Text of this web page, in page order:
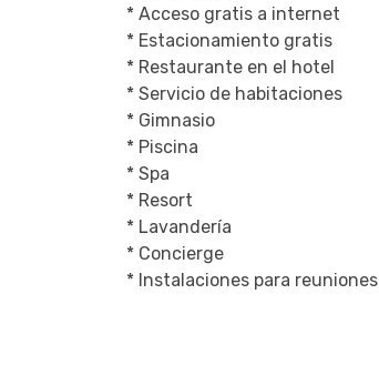
* Acceso gratis a internet
* Estacionamiento gratis
* Restaurante en el hotel
* Servicio de habitaciones
* Gimnasio
* Piscina
* Spa
* Resort
* Lavandería
* Concierge
* Instalaciones para reuniones